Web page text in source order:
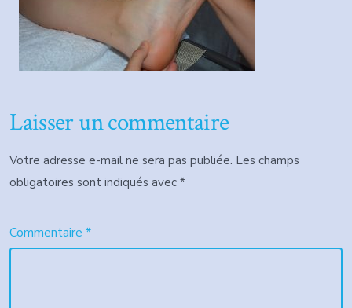
Laisser un commentaire
Votre adresse e-mail ne sera pas publiée. Les champs
obligatoires sont indiqués avec*
Commentaire*